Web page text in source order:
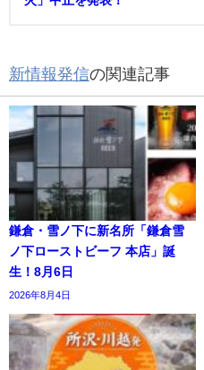
新情報発信の関連記事
鎌倉・雪ノ下に新名所「鎌倉雪
ノ下ローストビーフ 本店」誕
生！8月6日
2026年8月4日